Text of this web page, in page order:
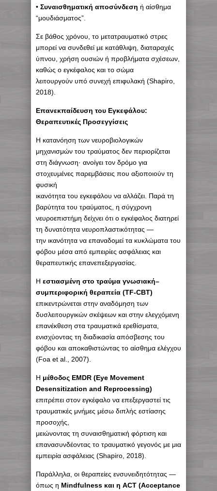
• Συναισθηματική αποσύνδεση ή αίσθημα
“μουδιάσματος”.
Σε βάθος χρόνου, το μετατραυματικό στρες
μπορεί να συνδεθεί με κατάθλιψη, διαταραχές
ύπνου, χρήση ουσιών ή προβλήματα σχέσεων,
καθώς ο εγκέφαλος και το σώμα
λειτουργούν υπό συνεχή επιφυλακή (Shapiro,
2018).
Επανεκπαίδευση του Εγκεφάλου:
Θεραπευτικές Προσεγγίσεις
Η κατανόηση των νευροβιολογικών
μηχανισμών του τραύματος δεν περιορίζεται
στη διάγνωση· ανοίγει τον δρόμο για
στοχευμένες παρεμβάσεις που αξιοποιούν τη
φυσική
ικανότητα του εγκεφάλου να αλλάζει. Παρά τη
βαρύτητα του τραύματος, η σύγχρονη
νευροεπιστήμη δείχνει ότι ο εγκέφαλος διατηρεί
τη δυνατότητα νευροπλαστικότητας —
την ικανότητα να επαναδομεί τα κυκλώματα του
φόβου μέσα από εμπειρίες ασφάλειας και
θεραπευτικής επανεπεξεργασίας.
Η εστιασμένη στο τραύμα γνωσιακή–
συμπεριφορική θεραπεία (TF-CBT)
επικεντρώνεται στην αναδόμηση των
δυσλειτουργικών σκέψεων και στην ελεγχόμενη
επανέκθεση στα τραυματικά ερεθίσματα,
ενισχύοντας τη διαδικασία απόσβεσης του
φόβου και αποκαθιστώντας το αίσθημα ελέγχου
(Foa et al., 2007).
Η μέθοδος EMDR (Eye Movement
Desensitization and Reprocessing)
επιτρέπει στον εγκέφαλο να επεξεργαστεί τις
τραυματικές μνήμες μέσω διπλής εστίασης
προσοχής,
μειώνοντας τη συναισθηματική φόρτιση και
επανασυνδέοντας το τραυματικό γεγονός με μια
εμπειρία ασφάλειας (Shapiro, 2018).
Παράλληλα, οι θεραπείες ενσυνειδητότητας —
όπως η Mindfulness και η ACT (Acceptance